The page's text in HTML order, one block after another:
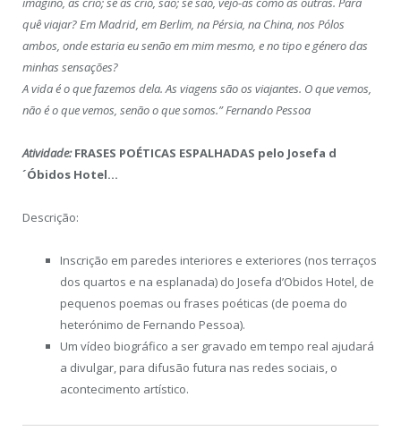
quê viajar? Em Madrid, em Berlim, na Pérsia, na China, nos Pólos
ambos, onde estaria eu senão em mim mesmo, e no tipo e género das
minhas sensações?
A vida é o que fazemos dela. As viagens são os viajantes. O que vemos,
não é o que vemos, senão o que somos.” Fernando Pessoa
Atividade:FRASES POÉTICAS ESPALHADAS pelo Josefa d
´Óbidos Hotel…
Descrição:
Inscrição em paredes interiores e exteriores (nos terraços
dos quartos e na esplanada) do Josefa d’Obidos Hotel, de
pequenos poemas ou frases poéticas (de poema do
heterónimo de Fernando Pessoa).
Um vídeo biográfico a ser gravado em tempo real ajudará
a divulgar, para difusão futura nas redes sociais, o
acontecimento artístico.